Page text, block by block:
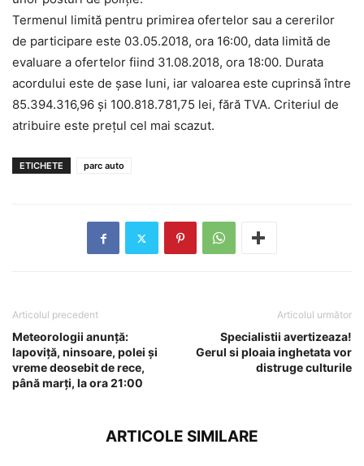
Termenul limită pentru primirea ofertelor sau a cererilor
de participare este 03.05.2018, ora 16:00, data limită de
evaluare a ofertelor fiind 31.08.2018, ora 18:00. Durata
acordului este de șase luni, iar valoarea este cuprinsă între
85.394.316,96 și 100.818.781,75 lei, fără TVA. Criteriul de
atribuire este prețul cel mai scazut.
ETICHETE parc auto
Articolul precedent
Meteorologii anunţă:
lapoviţă, ninsoare, polei şi
vreme deosebit de rece,
până marţi, la ora 21:00
Articolul următor
Specialistii avertizeaza!
Gerul si ploaia inghetata vor
distruge culturile
ARTICOLE SIMILARE